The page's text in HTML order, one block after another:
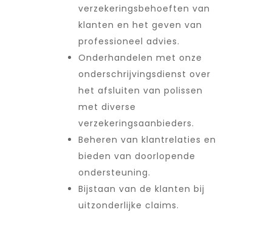
verzekeringsbehoeften van
klanten en het geven van
professioneel advies.
Onderhandelen met onze
onderschrijvingsdienst over
het afsluiten van polissen
met diverse
verzekeringsaanbieders.
Beheren van klantrelaties en
bieden van doorlopende
ondersteuning.
Bijstaan van de klanten bij
uitzonderlijke claims.